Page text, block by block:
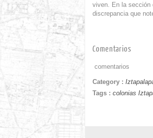
viven. En la sección
discrepancia que
Comentarios
comentarios
Category :
Tags : colonias